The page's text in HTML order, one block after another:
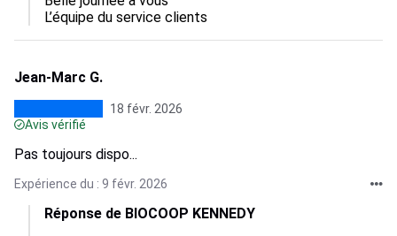
L’équipe du service clients
Jean-Marc G.
18 févr. 2026
Avis vérifié
Pas toujours dispo...
Expérience du : 9 févr. 2026
Réponse de BIOCOOP KENNEDY